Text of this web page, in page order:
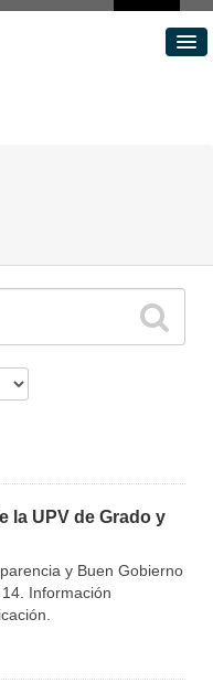
la UPV de Grado y
y Buen Gobierno
Información